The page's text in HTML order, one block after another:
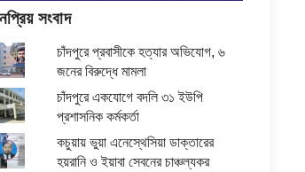
সংবাদ
চাঁদপুরে প্রবাসীকে হত্যার অভিযোগ, ৬
জনের বিরুদ্ধে মামলা
চাঁদপুরে একযোগে বদলি ৩১ ইউপি
প্রশাসনিক কর্মকর্তা
কচুয়ায় ভুয়া এনেস্থেসিয়া ডাক্তারের
হয়রানি ও ইয়াবা সেবনের চাঞ্চল্যকর